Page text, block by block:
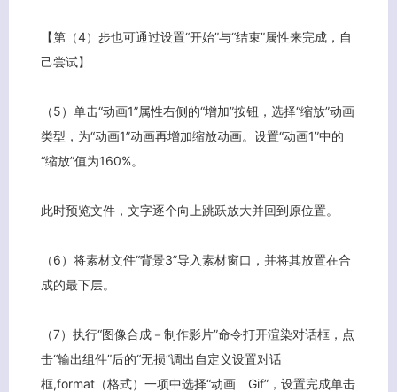
【第（4）步也可通过设置“开始”与“结束”属性来完成，自
己尝试】
（5）单击“动画1”属性右侧的“增加”按钮，选择“缩放”动画
类型，为“动画1”动画再增加缩放动画。设置“动画1”中的
“缩放”值为160%。
此时预览文件，文字逐个向上跳跃放大并回到原位置。
（6）将素材文件“背景3”导入素材窗口，并将其放置在合
成的最下层。
（7）执行“图像合成－制作影片”命令打开渲染对话框，点
击“输出组件”后的“无损”调出自定义设置对话
框,format（格式）一项中选择“动画 Gif”，设置完成单击